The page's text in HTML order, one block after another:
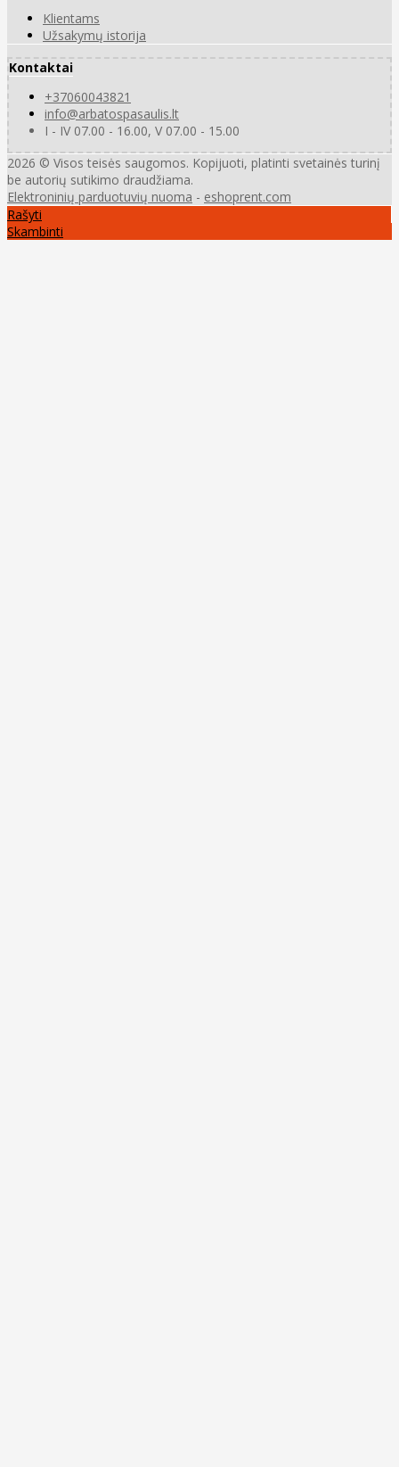
Klientams
Užsakymų istorija
Kontaktai
+37060043821
info@arbatospasaulis.lt
I - IV 07.00 - 16.00, V 07.00 - 15.00
2026 © Visos teisės saugomos. Kopijuoti, platinti svetainės turinį
be autorių sutikimo draudžiama.
Elektroninių parduotuvių nuoma - eshoprent.com
Rašyti
Skambinti